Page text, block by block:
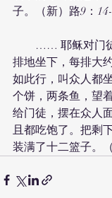
子。（新）路9：
…… 耶稣对门徒
排地坐下，每排大
如此行，叫众人都
个饼，两条鱼，望
给门徒，摆在众人
且都吃饱了。把剩
装满了十二篮子。